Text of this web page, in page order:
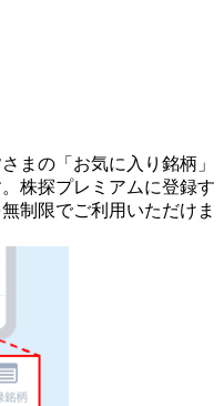
まの 「お気に入り銘柄」
株探プレミアムに登録す
制限でご利用いただけま